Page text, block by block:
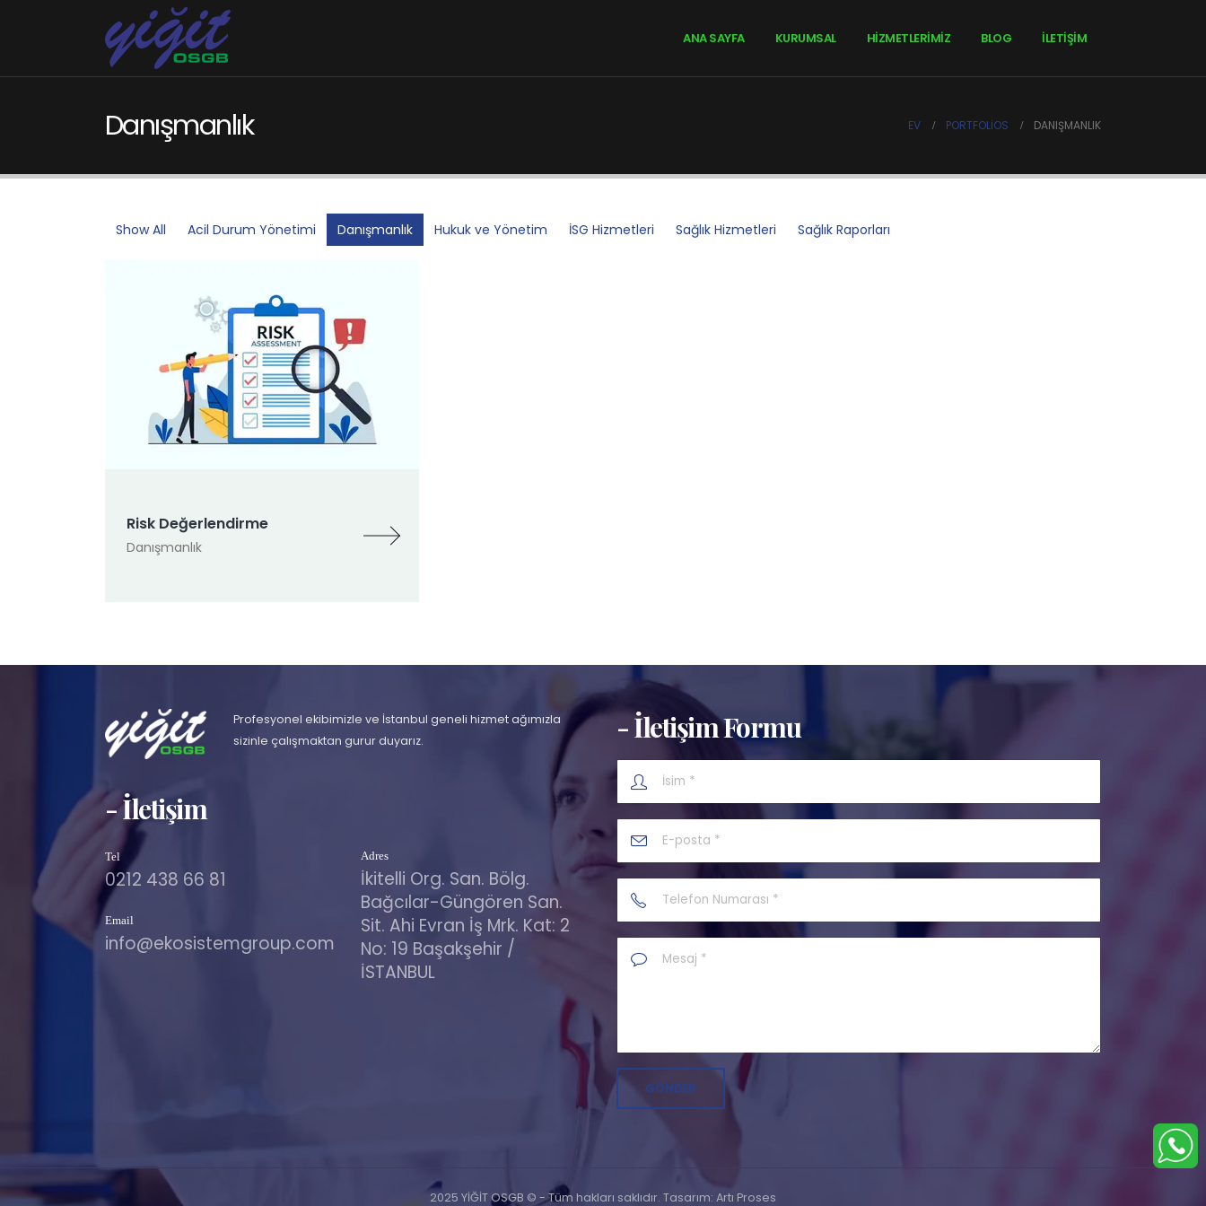
ANA SAYFA KURUMSAL HİZMETLERİMİZ BLOG İLETIŞIM
Danışmanlık EV PORTFOLIOS DANIŞMANLIK
Show All Acil Durum Yönetimi Danışmanlık Hukuk ve Yönetim İSG Hizmetleri Sağlık Hizmetleri Sağlık Raporları
Risk Değerlendirme
Danışmanlık
Profesyonel ekibimizle ve İstanbul geneli hizmet ağımızla
sizinle çalışmaktan gurur duyarız.
- İletişim
Tel
0212 438 66 81
Email
info@ekosistemgroup.com
Adres
İkitelli Org. San. Bölg.
Bağcılar-Güngören San.
Sit. Ahi Evran İş Mrk. Kat: 2
No: 19 Başakşehir /
İSTANBUL
- İletişim Formu
2025 YİĞİT OSGB © - Tüm hakları saklıdır. Tasarım: Artı Proses